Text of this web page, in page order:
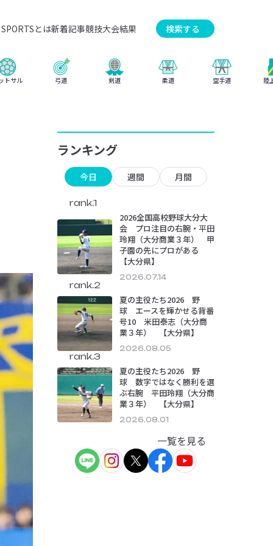
とは新着記事競技大会結果 検索する
トサル 弓道 剣道 柔道 空手道 陸
ランキング
今日 週間 月間
rank.1
2026全国高校野球大分大
会 プロ注目の右腕・平田
玲翔（大分商業３年） 甲
子園の先にプロがある
【大分県】
2026.07.14
rank.2
夏の主役たち2026 野
球 エースを輝かせる背番
号10 米田泰志（大分商
業３年） 【大分県】
2026.08.05
rank.3
夏の主役たち2026 野
球 数字ではなく勝利を選
ぶ右腕 平田玲翔（大分商
業３年） 【大分県】
2026.08.01
一覧を見る